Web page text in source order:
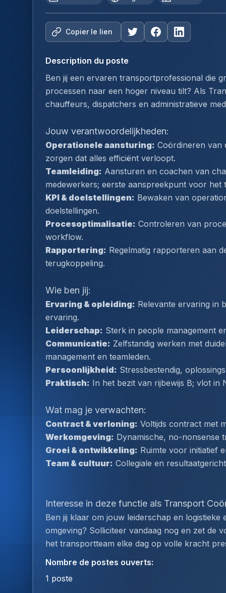
Copier le lien
Description du poste
Ben jij een ervaren transportprofessional die
processen naar een hoger niveau tilt? Als
chauffeurs, dispatchers en administratieve
Jouw verantwoordelijkheden:
Operationele aansturing: Coördineren van
zorgen dat alles efficiënt verloopt.
Teamleiding: Aansturen en coachen van
medewerkers; eerste aanspreekpunt voor het
KPI & doelstellingen: Bewaken van
doelstellingen.
Procesoptimalisatie: Controleren van
workflow.
Rapportering: Regelmatig rapporteren aan
terugkoppeling.
Wie ben jij:
Ervaring & opleiding: Relevante ervaring in
ervaring.
Leiderschap: Sterk in people management
Communicatie: Zelfstandig werken met
management en teamleden.
Persoonlijkheid: Stressbestendig,
Praktisch: In het bezit van rijbewijs B; vlot in
Wat mag je verwachten:
Contract & verloning: Voltijds contract met
Werkomgeving: Dynamische, no-nonsense
Groei & ontwikkeling: Ruimte voor initiatief
Team & cultuur: Collegiale en
Interesse in deze functie als Transport
Ben jij klaar om jouw leiderschap en
omgeving? Solliciteer vandaag nog en zet de
het transportteam elke dag op volle kracht
Nombre de postes ouverts:
1 poste